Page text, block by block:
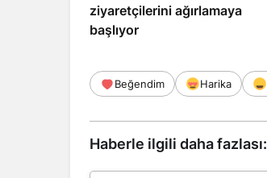
ziyaretçilerini ağırlamaya
başlıyor
Beğendim Harika
Haberle ilgili daha fazlası: